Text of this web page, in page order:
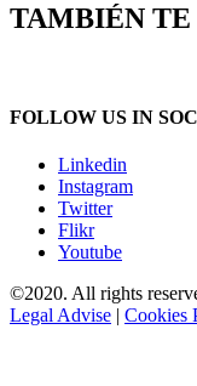
TAMBIÉN
FOLLOW US IN
Linkedin
Instagram
Twitter
Flikr
Youtube
©2020. All rights
Legal Advise | Cookies